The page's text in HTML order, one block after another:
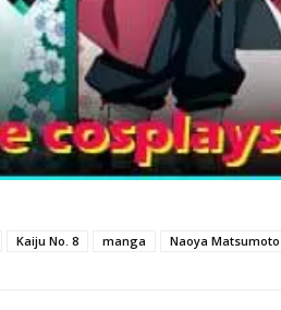
Kaiju No. 8 manga Naoya Matsumoto